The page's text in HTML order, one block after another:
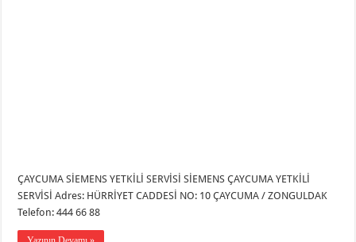
ÇAYCUMA SİEMENS YETKİLİ SERVİSİ SİEMENS ÇAYCUMA YETKİLİ
SERVİSİ Adres: HÜRRİYET CADDESİ NO: 10 ÇAYCUMA / ZONGULDAK
Telefon: 444 66 88